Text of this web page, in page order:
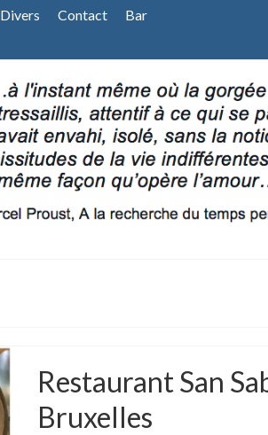
Divers Contact Bar
Restaurant San
Bruxelles